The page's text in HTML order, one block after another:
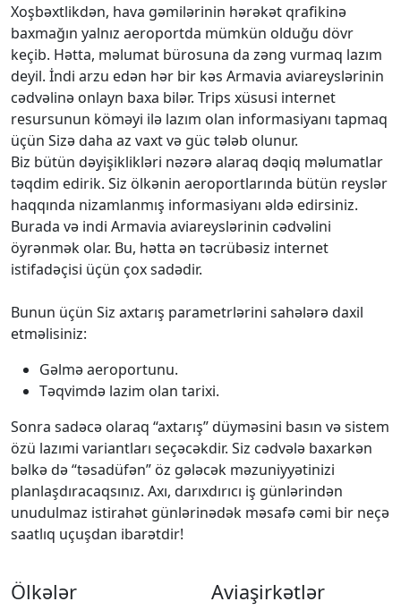
Xoşbəxtlikdən, hava gəmilərinin hərəkət qrafikinə
baxmağın yalnız aeroportda mümkün olduğu dövr
keçib. Hətta, məlumat bürosuna da zəng vurmaq lazım
deyil. İndi arzu edən hər bir kəs Armavia aviareyslərinin
cədvəlinə onlayn baxa bilər. Trips xüsusi internet
resursunun köməyi ilə lazım olan informasiyanı tapmaq
üçün Sizə daha az vaxt və güc tələb olunur.
Biz bütün dəyişiklikləri nəzərə alaraq dəqiq məlumatlar
təqdim edirik. Siz ölkənin aeroportlarında bütün reyslər
haqqında nizamlanmış informasiyanı əldə edirsiniz.
Burada və indi Armavia aviareyslərinin cədvəlini
öyrənmək olar. Bu, hətta ən təcrübəsiz internet
istifadəçisi üçün çox sadədir.
Bunun üçün Siz axtarış parametrlərini sahələrə daxil
etməlisiniz:
Gəlmə aeroportunu.
Təqvimdə lazim olan tarixi.
Sonra sadəcə olaraq “axtarış” düyməsini basın və sistem
özü lazımi variantları seçəcəkdir. Siz cədvələ baxarkən
bəlkə də “təsadüfən” öz gələcək məzuniyyətinizi
planlaşdıracaqsınız. Axı, darıxdırıcı iş günlərindən
unudulmaz istirahət günlərinədək məsafə cəmi bir neçə
saatlıq uçuşdan ibarətdir!
Ölkələr Aviaşirkətlər